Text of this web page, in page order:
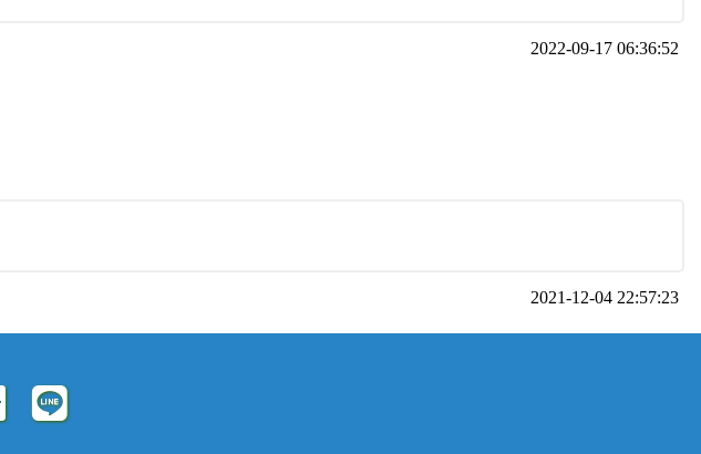
2022-09-17 06:36:52
2021-12-04 22:57:23